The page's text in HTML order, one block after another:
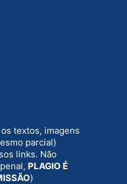
textos, imagens
parcial)
links. Não
PLAGIO É
)